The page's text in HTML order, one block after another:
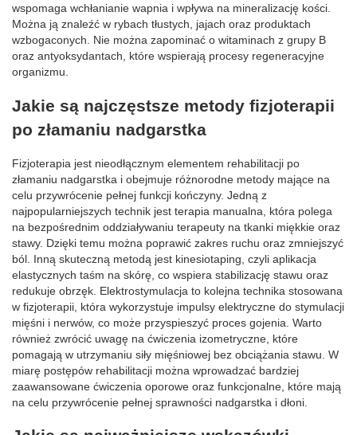
wspomaga wchłanianie wapnia i wpływa na mineralizację kości.
Można ją znaleźć w rybach tłustych, jajach oraz produktach
wzbogaconych. Nie można zapominać o witaminach z grupy B
oraz antyoksydantach, które wspierają procesy regeneracyjne
organizmu.
Jakie są najczęstsze metody fizjoterapii
po złamaniu nadgarstka
Fizjoterapia jest nieodłącznym elementem rehabilitacji po
złamaniu nadgarstka i obejmuje różnorodne metody mające na
celu przywrócenie pełnej funkcji kończyny. Jedną z
najpopularniejszych technik jest terapia manualna, która polega
na bezpośrednim oddziaływaniu terapeuty na tkanki miękkie oraz
stawy. Dzięki temu można poprawić zakres ruchu oraz zmniejszyć
ból. Inną skuteczną metodą jest kinesiotaping, czyli aplikacja
elastycznych taśm na skórę, co wspiera stabilizację stawu oraz
redukuje obrzęk. Elektrostymulacja to kolejna technika stosowana
w fizjoterapii, która wykorzystuje impulsy elektryczne do stymulacji
mięśni i nerwów, co może przyspieszyć proces gojenia. Warto
również zwrócić uwagę na ćwiczenia izometryczne, które
pomagają w utrzymaniu siły mięśniowej bez obciążania stawu. W
miarę postępów rehabilitacji można wprowadzać bardziej
zaawansowane ćwiczenia oporowe oraz funkcjonalne, które mają
na celu przywrócenie pełnej sprawności nadgarstka i dłoni.